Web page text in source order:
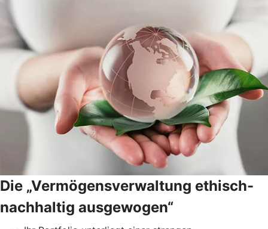
Die „Vermögensverwaltung ethisch-
nachhaltig ausgewogen“